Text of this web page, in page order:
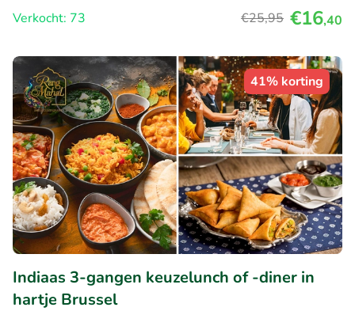
Verkocht: 73
€25,95 €16,40
41% korting
Indiaas 3-gangen keuzelunch of -diner in
hartje Brussel